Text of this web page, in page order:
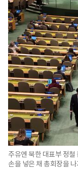
주유엔 북한 대표부 정철
손을 넣은 채 총회장을